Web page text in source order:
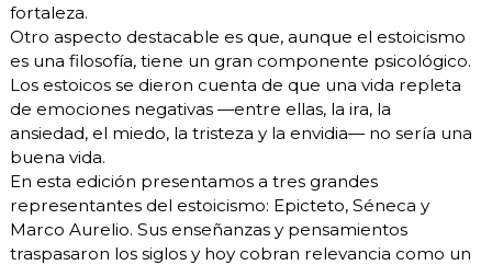
fortaleza.
Otro aspecto destacable es que, aunque el estoicismo
es una filosofía, tiene un gran componente psicológico.
Los estoicos se dieron cuenta de que una vida repleta
de emociones negativas —entre ellas, la ira, la
ansiedad, el miedo, la tristeza y la envidia— no sería una
buena vida.
En esta edición presentamos a tres grandes
representantes del estoicismo: Epicteto, Séneca y
Marco Aurelio. Sus enseñanzas y pensamientos
traspasaron los siglos y hoy cobran relevancia como un